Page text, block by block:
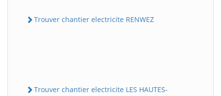
Trouver chantier electricite RENWEZ
Trouver chantier electricite LES HAUTES-